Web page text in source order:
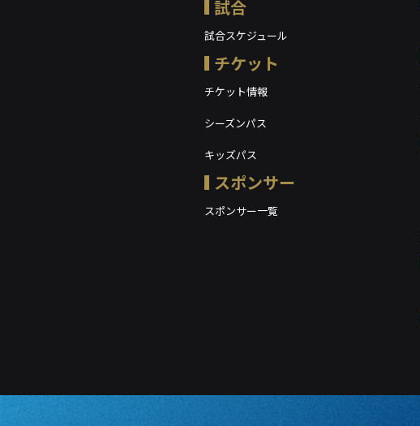
試合
試合スケジュール
チケット
チケット情報
シーズンパス
キッズパス
スポンサー
スポンサー一覧